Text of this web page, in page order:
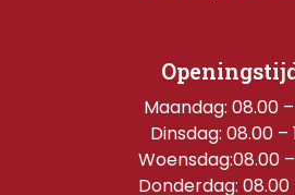
Maandag: 08.00
Dinsdag: 08.00 –
Woensdag:08.00
Donderdag: 08.00